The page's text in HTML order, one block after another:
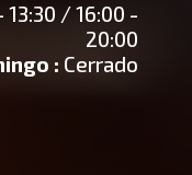
13:30 / 16:00 -
20:00
: Cerrado